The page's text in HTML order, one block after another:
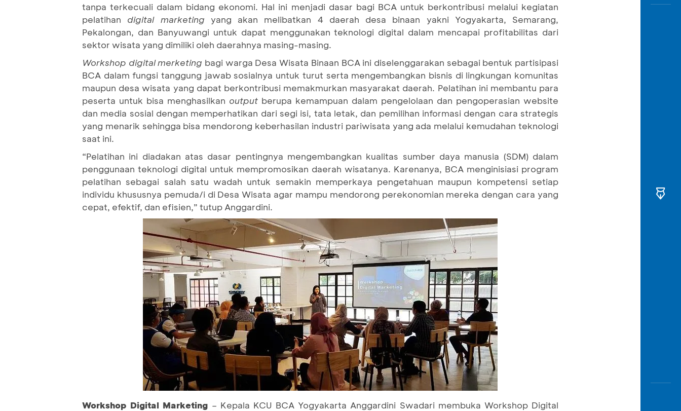
tanpa terkecuali dalam bidang ekonomi. Hal ini menjadi dasar bagi BCA untuk berkontribusi melalui kegiatan
pelatihan digital marketing yang akan melibatkan 4 daerah desa binaan yakni Yogyakarta, Semarang,
Pekalongan, dan Banyuwangi untuk dapat menggunakan teknologi digital dalam mencapai profitabilitas dari
sektor wisata yang dimiliki oleh daerahnya masing-masing.
Workshop digital merketing bagi warga Desa Wisata Binaan BCA ini diselenggarakan sebagai bentuk partisipasi
BCA dalam fungsi tanggung jawab sosialnya untuk turut serta mengembangkan bisnis di lingkungan komunitas
maupun desa wisata yang dapat berkontribusi memakmurkan masyarakat daerah. Pelatihan ini membantu para
peserta untuk bisa menghasilkan output berupa kemampuan dalam pengelolaan dan pengoperasian website
dan media sosial dengan memperhatikan dari segi isi, tata letak, dan pemilihan informasi dengan cara strategis
yang menarik sehingga bisa mendorong keberhasilan industri pariwisata yang ada melalui kemudahan teknologi
saat ini.
“Pelatihan ini diadakan atas dasar pentingnya mengembangkan kualitas sumber daya manusia (SDM) dalam
penggunaan teknologi digital untuk mempromosikan daerah wisatanya. Karenanya, BCA menginisiasi program
pelatihan sebagai salah satu wadah untuk semakin memperkaya pengetahuan maupun kompetensi setiap
individu khususnya pemuda/i di Desa Wisata agar mampu mendorong perekonomian mereka dengan cara yang
cepat, efektif, dan efisien,” tutup Anggardini.
Workshop Digital Marketing – Kepala KCU BCA Yogyakarta Anggardini Swadari membuka Workshop Digital